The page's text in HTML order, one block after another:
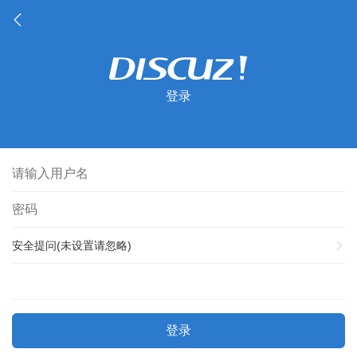
登录
安全提问(未设置请忽略)
登录